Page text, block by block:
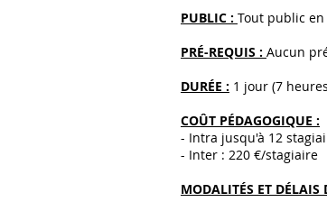
PUBLIC : Tout public
PRÉ-REQUIS : Aucun
DURÉE : 1 jour (7
COÛT PÉDAGOGIQUE :
- Intra jusqu'à 12
- Inter : 220 €/stagiaire
MODALITÉS ET DÉLAIS